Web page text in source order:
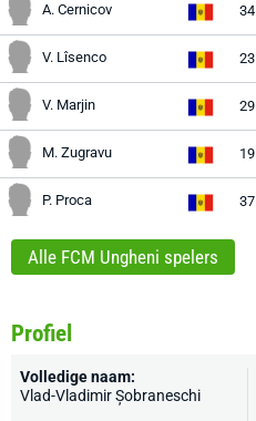
A. Cernicov 34
V. Lîsenco 23
V. Marjin 29
M. Zugravu 19
P. Proca 37
Alle FCM Ungheni spelers
Profiel
Volledige naam:
Vlad-Vladimir Șobraneschi